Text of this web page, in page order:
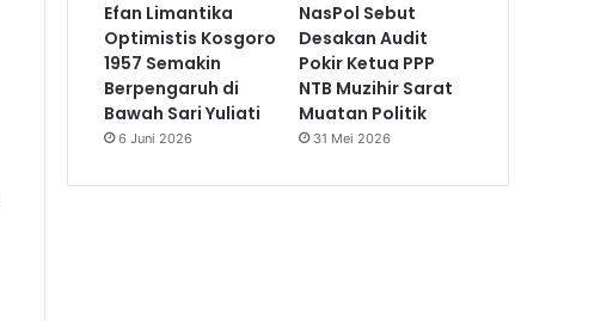
Efan Limantika
Optimistis Kosgoro
1957 Semakin
Berpengaruh di
Bawah Sari Yuliati
6 Juni 2026
NasPol Sebut
Desakan Audit
Pokir Ketua PPP
NTB Muzihir Sarat
Muatan Politik
31 Mei 2026